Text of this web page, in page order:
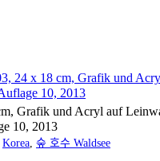
cm, Grafik und Acryl auf
10, 2013
Korea, 숲 호수 Waldsee